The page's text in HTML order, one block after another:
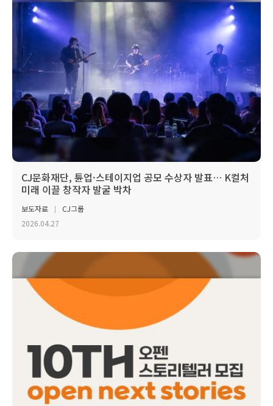
CJ문화재단, 튠업·스테이지업 공모 수상자 발표… K컬처
미래 이끌 창작자 발굴 박차
보도자료
CJ그룹
2026.04.27